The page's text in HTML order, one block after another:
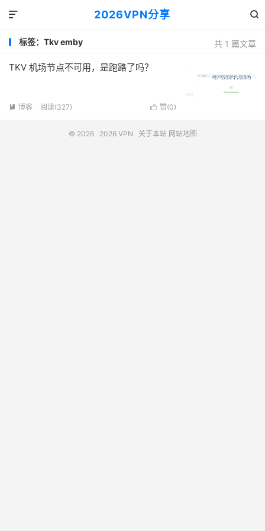
2026VPN分享 

共 1 篇文章
标签：Tkv emby
TKV 机场节点不可用，是跑路了吗？
 赞(0)
 博客 阅读(327)
© 2026 2026 VPN 关于本站 网站地图